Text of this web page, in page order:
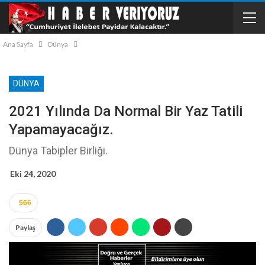
Ana Sayfa Dünya
DÜNYA
2021 Yılında Da Normal Bir Yaz Tatili
Yapamayacağız.
Dünya Tabipler Birliği.
Eki 24, 2020
566
Paylaş